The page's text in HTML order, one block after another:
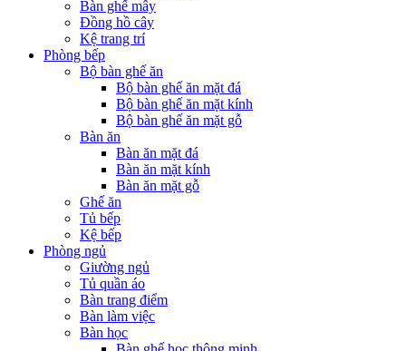
Bàn ghế mây
Đồng hồ cây
Kệ trang trí
Phòng bếp
Bộ bàn ghế ăn
Bộ bàn ghế ăn mặt đá
Bộ bàn ghế ăn mặt kính
Bộ bàn ghế ăn mặt gỗ
Bàn ăn
Bàn ăn mặt đá
Bàn ăn mặt kính
Bàn ăn mặt gỗ
Ghế ăn
Tủ bếp
Kệ bếp
Phòng ngủ
Giường ngủ
Tủ quần áo
Bàn trang điểm
Bàn làm việc
Bàn học